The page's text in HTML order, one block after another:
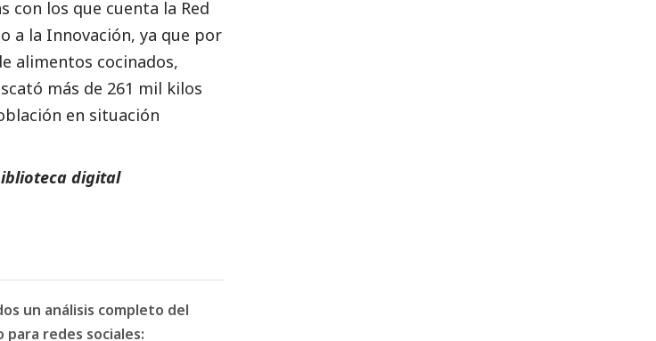
los que cuenta la Red
a la Innovación, ya que por
alimentos cocinados,
más de 261 mil kilos
en situación
digital
un análisis completo del
redes sociales: